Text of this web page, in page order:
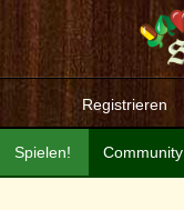
Registrieren
Community
Spielen!